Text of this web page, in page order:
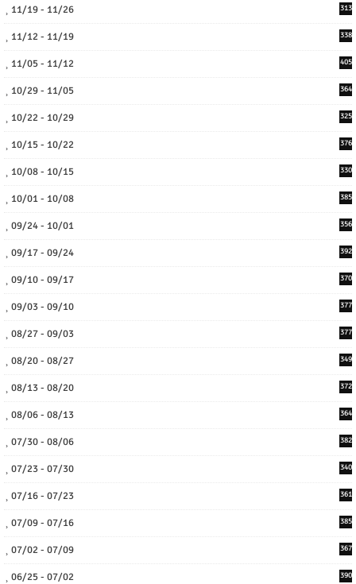
11/19 - 11/26 313
11/12 - 11/19 338
11/05 - 11/12 405
10/29 - 11/05 364
10/22 - 10/29 325
10/15 - 10/22 376
10/08 - 10/15 330
10/01 - 10/08 385
09/24 - 10/01 356
09/17 - 09/24 392
09/10 - 09/17 370
09/03 - 09/10 377
08/27 - 09/03 377
08/20 - 08/27 349
08/13 - 08/20 372
08/06 - 08/13 364
07/30 - 08/06 382
07/23 - 07/30 340
07/16 - 07/23 361
07/09 - 07/16 385
07/02 - 07/09 367
06/25 - 07/02 390